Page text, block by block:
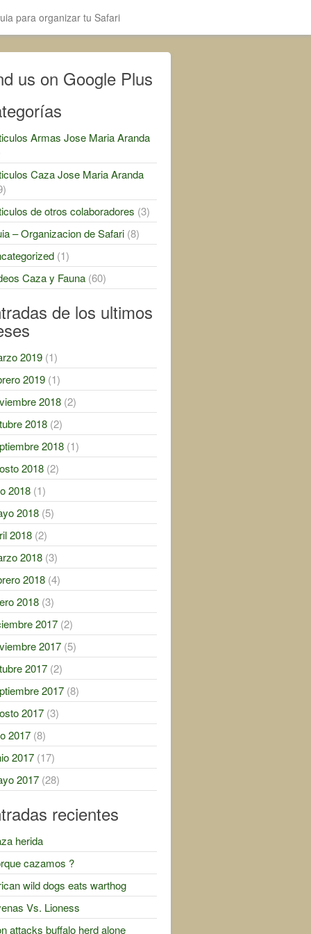
para organizar tu Safari
us on Google Plus
Armas Jose Maria Aranda
Caza Jose Maria Aranda
de otros colaboradores (3)
– Organizacion de Safari(8)
(1)
Caza y Fauna(60)
de los ultimos
2019(1)
2019(1)
2018(2)
2018(2)
2018(1)
2018(2)
2018(1)
2018(5)
2018(2)
2018(3)
2018(4)
2018(3)
2017(2)
2017(5)
2017(2)
2017(8)
2017(3)
2017(8)
2017(17)
2017(28)
recientes
herida
cazamos ?
wild dogs eats warthog
Vs. Lioness
attacks buffalo herd alone